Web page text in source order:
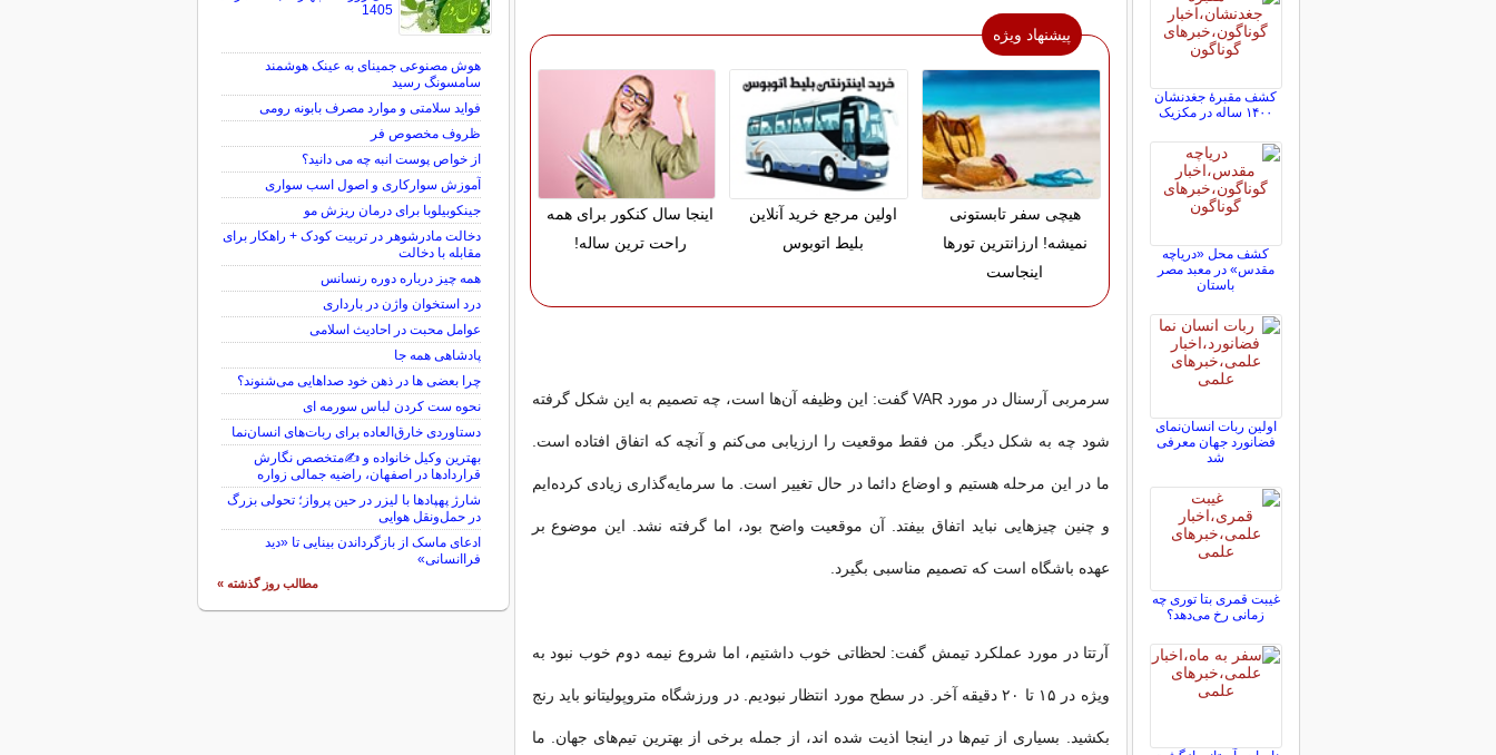
پیشنهاد ویژه
هیچی سفر تابستونی
نمیشه! ارزانترین تورها
اینجاست
اولین مرجع خرید آنلاین
بلیط اتوبوس
اینجا سال کنکور برای همه
راحت ترین ساله!
سرمربی آرسنال در مورد VAR گفت: این وظیفه آن‌ها است، چه تصمیم به این شکل گرفته
شود چه به شکل دیگر. من فقط موقعیت را ارزیابی می‌کنم و آنچه که اتفاق افتاده است.
ما در این مرحله هستیم و اوضاع دائما در حال تغییر است. ما سرمایه‌گذاری زیادی کرده‌ایم
و چنین چیزهایی نباید اتفاق بیفتد. آن موقعیت واضح بود، اما گرفته نشد. این موضوع بر
عهده باشگاه است که تصمیم مناسبی بگیرد.
آرتتا در مورد عملکرد تیمش گفت: لحظاتی خوب داشتیم، اما شروع نیمه دوم خوب نبود به
ویژه در ۱۵ تا ۲۰ دقیقه آخر. در سطح مورد انتظار نبودیم. در ورزشگاه متروپولیتانو باید رنج
بکشید. بسیاری از تیم‌ها در اینجا اذیت شده اند، از جمله برخی از بهترین تیم‌های جهان. ما
کشف مقبرۀ جغدنشان
۱۴۰۰ ساله در مکزیک
کشف محل «دریاچه
مقدس» در معبد مصر
باستان
اولین ربات انسان‌نمای
فضانورد جهان معرفی
شد
غیبت قمری بتا توری چه
زمانی رخ می‌دهد؟
1405
هوش مصنوعی جمینای به عینک هوشمند
سامسونگ رسید
فواید سلامتی و موارد مصرف بابونه رومی
ظروف مخصوص فر
از خواص پوست انبه چه می دانید؟
آموزش سوارکاری و اصول اسب سواری
جینکوبیلوبا برای درمان ریزش مو
دخالت مادرشوهر در تربیت کودک + راهکار برای
مقابله با دخالت
همه چیز درباره دوره رنسانس
درد استخوان واژن در بارداری
عوامل محبت در احادیث اسلامى
پادشاهی همه جا
چرا بعضی ها در ذهن خود صداهایی می‌شنوند؟
نحوه ست کردن لباس سورمه ای
دستاوردی خارق‌العاده برای ربات‌های انسان‌نما
بهترین وکیل خانواده و ✍️متخصص نگارش
قراردادها در اصفهان، راضیه جمالی زواره
شارژ پهپادها با لیزر در حین پرواز؛ تحولی بزرگ
در حمل‌ونقل هوایی
ادعای ماسک از بازگرداندن بینایی تا «دید
فراانسانی»
مطالب روز گذشته »